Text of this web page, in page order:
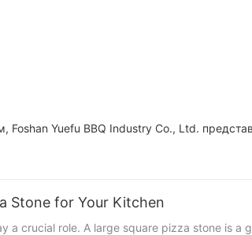
Foshan Yuefu BBQ Industry Co., Ltd.
Stone for Your Kitchen
a crucial role. A large square pizza stone is